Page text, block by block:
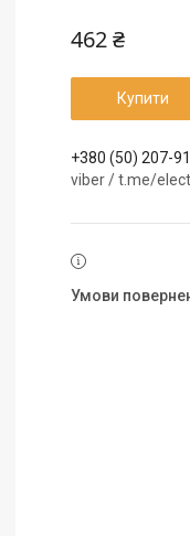
462 ₴
Купити
+380 (50) 207-
viber / t.me/